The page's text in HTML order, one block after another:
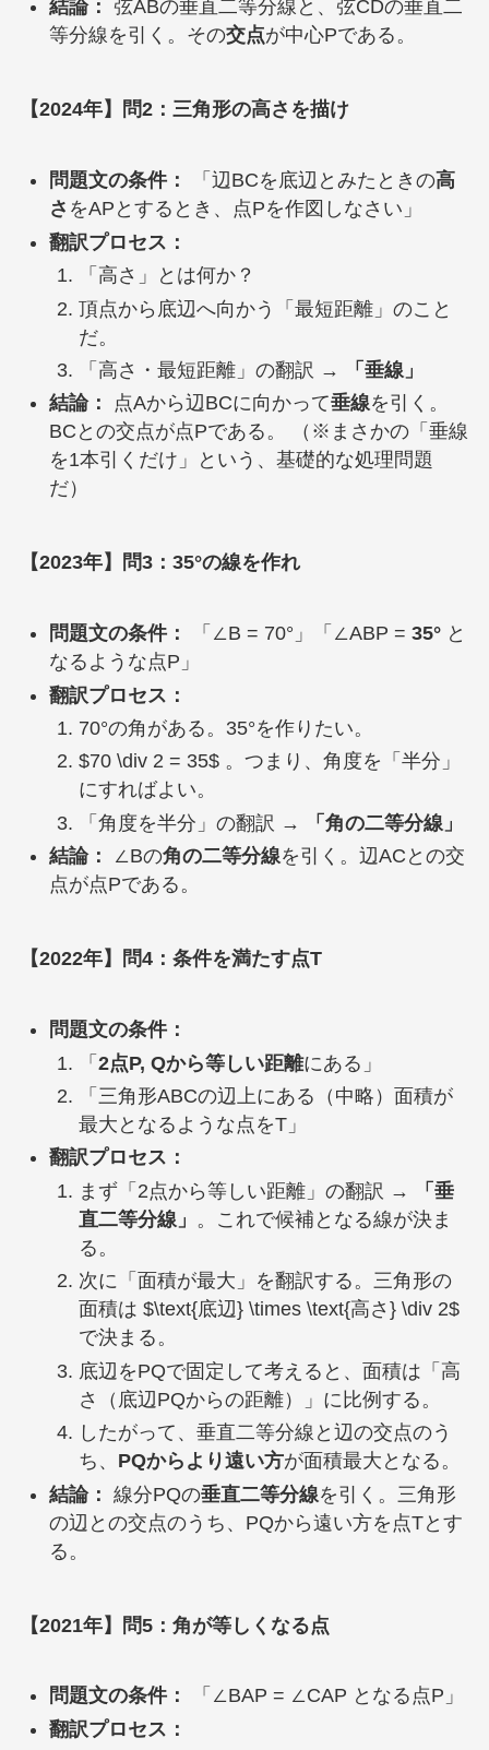
結論： 弦ABの垂直二等分線と、弦CDの垂直二
等分線を引く。その交点が中心Pである。
【2024年】問2：三角形の高さを描け
問題文の条件： 「辺BCを底辺とみたときの高
さ をAPとするとき、点Pを作図しなさい」
翻訳プロセス：
「高さ」とは何か？
頂点から底辺へ向かう「最短距離」のこと
だ。
「高さ・最短距離」の翻訳 →
「垂線」
結論：
点Aから辺BCに向かって垂線を引く。
BCとの交点が点Pである。 （※まさかの「垂線
を1本引くだけ」という、基礎的な処理問題
だ）
【2023年】問3：35°の線を作れ
問題文の条件： 「∠B = 70°」「∠ABP = 35°と
なるような点P」
翻訳プロセス：
70°の角がある。35°を作りたい。
$70 \div 2 = 35$ 。つまり、角度を「半分」
にすればよい。
「角度を半分」の翻訳 →
「角の二等分線」
結論：
∠Bの角の二等分線を引く。辺ACとの交
点が点Pである。
【2022年】問4：条件を満たす点T
問題文の条件：
「 2点P, Qから等しい距離にある」
「三角形ABCの辺上にある（中略）面積が
最大となるような点をT」
翻訳プロセス：
まず「2点から等しい距離」の翻訳 →
「垂
直二等分線」 。これで候補となる線が決ま
る。
次に「面積が最大」を翻訳する。三角形の
面積は $\text{底辺} \times \text{高さ} \div 2$
で決まる。
底辺をPQで固定して考えると、面積は「高
さ（底辺PQからの距離）」に比例する。
したがって、垂直二等分線と辺の交点のう
ち、 PQからより遠い方が面積最大となる。
結論： 線分PQの垂直二等分線を引く。三角形
の辺との交点のうち、PQから遠い方を点Tとす
る。
【2021年】問5：角が等しくなる点
問題文の条件：
「∠BAP = ∠CAP となる点P」
翻訳プロセス：